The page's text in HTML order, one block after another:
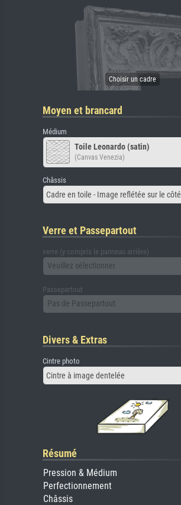
Moyen et brancard
Médium
Toile Leonardo (satin)
(Canvas Venezia)
Châssis
Cadre en toile - Image reflétée sur le côté
Verre et Passepartout
verre (y compris le panneau arrière)
Veuillez sélectionner
Passepartout
Pas de Passepartout
Divers & Extras
Cintre photo
Cintre à image dentelée
Résumé
Pression & Médium
Perfectionnement
Châssis